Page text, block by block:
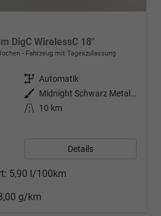
DigC WirelessC 18"
Fahrzeug mit Tageszulassung
Getriebe Automatik
Außenfarbe
Midnight Schwarz Metallic
Kilometerstand
10 km
Details
5,90 l/100km
g/km